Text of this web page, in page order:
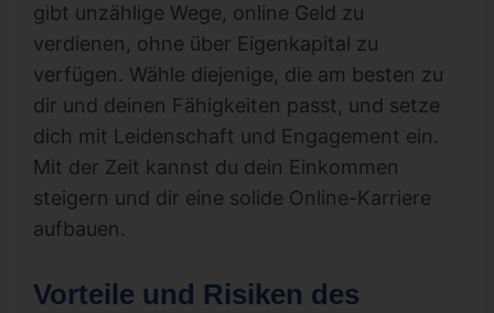
gibt unzählige Wege, online Geld zu
verdienen, ohne über Eigenkapital zu
verfügen. Wähle diejenige, die am besten zu
dir und deinen Fähigkeiten passt, und setze
dich mit Leidenschaft und Engagement ein.
Mit der Zeit kannst du dein Einkommen
steigern und dir eine solide Online-Karriere
aufbauen.
Vorteile und Risiken des